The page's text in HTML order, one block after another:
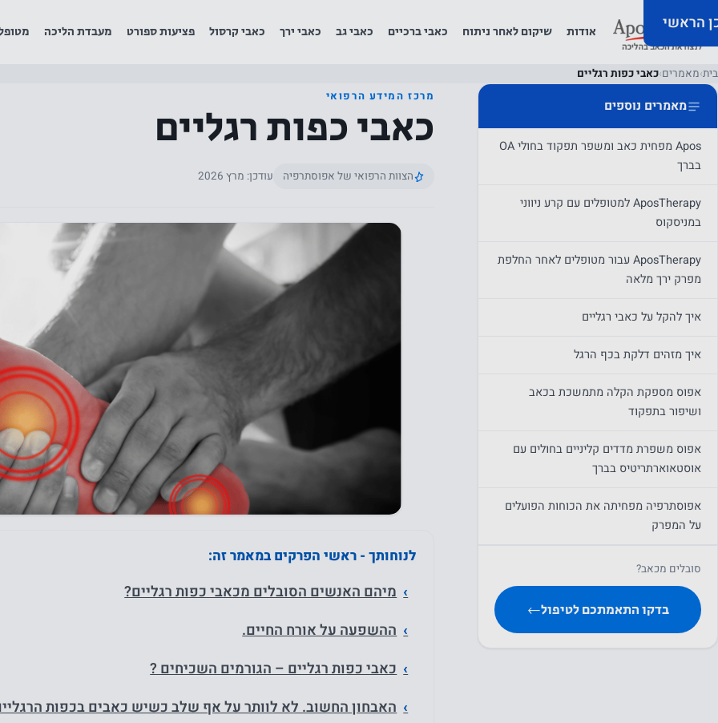
הראשי אודות שיקום לאחר ניתוח כאבי ברכיים כאבי גב כאבי ירך כאבי קרסול פציעות ספורט מעבדת הליכה
בית›מאמרים›כאבי כפות רגליים
מאמרים נוספים
Apos מפחית כאב ומשפר תפקוד בחולי OA
בברך
AposTherapy למטופלים עם קרע ניווני
במניסקוס
AposTherapy עבור מטופלים לאחר החלפת
מפרק ירך מלאה
איך להקל על כאבי רגליים
איך מזהים דלקת בכף הרגל
אפוס מספקת הקלה מתמשכת בכאב
ושיפור בתפקוד
אפוס משפרת מדדים קליניים בחולים עם
אוסטאוארתריטיס בברך
אפוסתרפיה מפחיתה את הכוחות הפועלים
על המפרק
אפוסתרפיה מפחיתה את הכוחות הפועלים
על המפרק הכואב - מחקר
האם תמיכה על רגל אחת יכולה להעריך
סובלים מכאב?
בדקו התאמתכם לטיפול←
מרכז המידע הרפואי
כאבי כפות רגליים
הצוות הרפואי של אפוסתרפיה עודכן: מרץ 2026
לנוחותך - ראשי הפרקים במאמר זה:
מיהם האנשים הסובלים מכאבי כפות רגליים?
ההשפעה על אורח החיים.
כאבי כפות רגליים – הגורמים השכיחים ?
האבחון החשוב. לא לוותר על אף שלב כשיש כאבים בכפות